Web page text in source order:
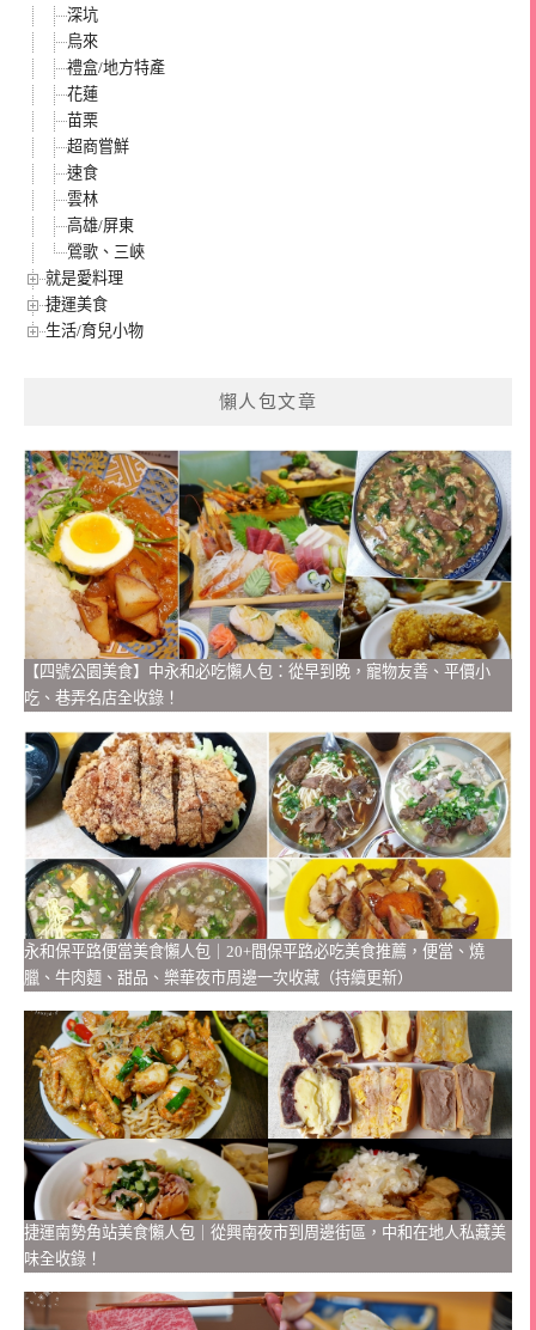
深坑
烏來
禮盒/地方特產
花蓮
苗栗
超商嘗鮮
速食
雲林
高雄/屏東
鶯歌、三峽
就是愛料理
捷運美食
生活/育兒小物
懶人包文章
【四號公園美食】中永和必吃懶人包：從早到晚，寵物友善、平價小
吃、巷弄名店全收錄！
永和保平路便當美食懶人包｜20+間保平路必吃美食推薦，便當、燒
臘、牛肉麵、甜品、樂華夜市周邊一次收藏（持續更新）
捷運南勢角站美食懶人包｜從興南夜市到周邊街區，中和在地人私藏美
味全收錄！